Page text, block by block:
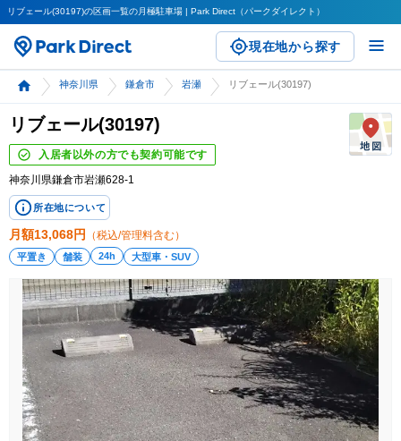
リブェール(30197)の区画一覧の月極駐車場 | Park Direct（パークダイレクト）
現在地から探す
神奈川県 鎌倉市 岩瀬 リブェール(30197)
リブェール(30197)
入居者以外の方でも契約可能です
神奈川県鎌倉市岩瀬628-1
所在地について
月額13,068円 （税込/管理料含む）
平置き 舗装 24h 大型車・SUV